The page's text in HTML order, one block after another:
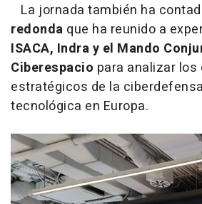
La jornada también ha
redonda que ha reunido a
ISACA, Indra y el Mando
Ciberespacio para analizar
estratégicos de la
tecnológica en Europa.